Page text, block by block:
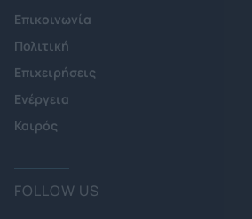
Επικοινωνία
Πολιτική
Επιχειρήσεις
Ενέργεια
Καιρός
FOLLOW US